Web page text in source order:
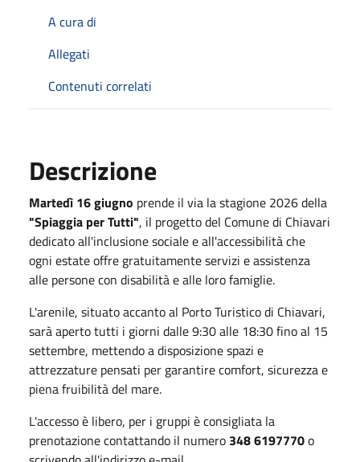
A cura di
Allegati
Contenuti correlati
Descrizione
Martedì 16 giugno prende il via la stagione 2026 della
"Spiaggia per Tutti", il progetto del Comune di Chiavari
dedicato all'inclusione sociale e all'accessibilità che
ogni estate offre gratuitamente servizi e assistenza
alle persone con disabilità e alle loro famiglie.
L'arenile, situato accanto al Porto Turistico di Chiavari,
sarà aperto tutti i giorni dalle 9:30 alle 18:30 fino al 15
settembre, mettendo a disposizione spazi e
attrezzature pensati per garantire comfort, sicurezza e
piena fruibilità del mare.
L'accesso è libero, per i gruppi è consigliata la
prenotazione contattando il numero 348 6197770o